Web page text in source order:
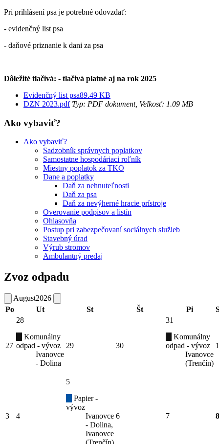
Pri prihlásení psa je potrebné odovzdať:
- evidenčný list psa
- daňové priznanie k dani za psa
Dôležité tlačivá: - tlačivá platné aj na rok 2025
Evidenčný list psa89.49 KB
DZN 2023.pdfTyp: PDF dokument, Velkosť: 1.09 MB
Ako vybaviť?
Ako vybaviť?
Sadzobník správnych poplatkov
Samostatne hospodáriaci roľník
Miestny poplatok za TKO
Dane a poplatky
Daň za nehnuteľnosti
Daň za psa
Daň za nevýherné hracie prístroje
Overovanie podpisov a listín
Ohlasovňa
Postup pri zabezpečovaní sociálnych služieb
Stavebný úrad
Výrub stromov
Ambulantný predaj
Zvoz odpadu
August2026
Po
Ut St Št Pi
27
28
Komunálny
odpad - vývoz
Ivanovce
- Dolina
29 30
31
Komunálny
odpad - vývoz
Ivanovce
(Trenčín)
1
3 4
5
Papier -
vývoz
Ivanovce
- Dolina,
Ivanovce
6 7 8